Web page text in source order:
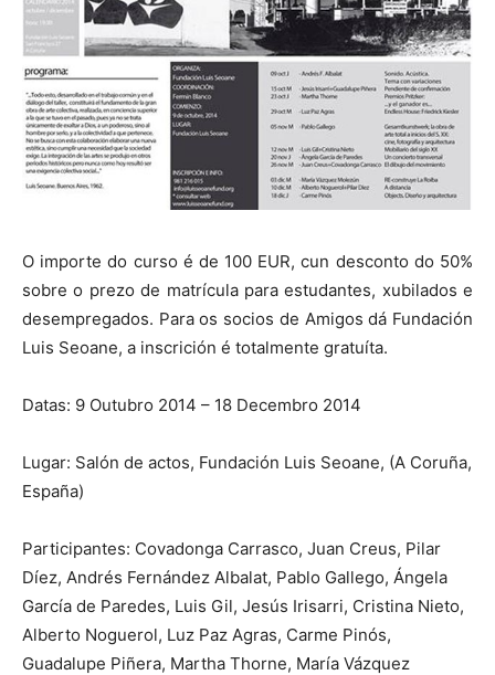
O importe do curso é de 100 EUR, cun desconto do 50%
sobre o prezo de matrícula para estudantes, xubilados e
desempregados. Para os socios de Amigos dá Fundación
Luis Seoane, a inscrición é totalmente gratuíta.
Datas: 9 Outubro 2014 – 18 Decembro 2014
Lugar: Salón de actos, Fundación Luis Seoane, (A Coruña,
España)
Participantes: Covadonga Carrasco, Juan Creus, Pilar
Díez, Andrés Fernández Albalat, Pablo Gallego, Ángela
García de Paredes, Luis Gil, Jesús Irisarri, Cristina Nieto,
Alberto Noguerol, Luz Paz Agras, Carme Pinós,
Guadalupe Piñera, Martha Thorne, María Vázquez